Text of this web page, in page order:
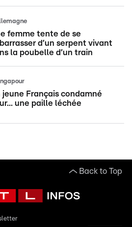
femme tente de se
d’un serpent vivant
la poubelle d’un train
jeune Français condamné
une paille léchée
Back to Top